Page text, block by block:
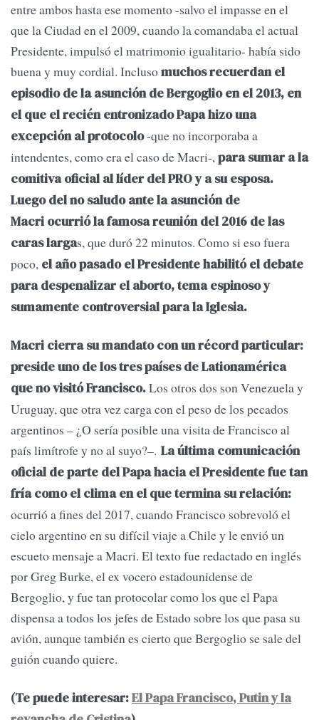
entre ambos hasta ese momento -salvo el impasse en el
que la Ciudad en el 2009, cuando la comandaba el actual
Presidente, impulsó el matrimonio igualitario- había sido
buena y muy cordial. Inclusomuchos recuerdan el
episodio de la asunción de Bergoglio en el 2013, en
el que el recién entronizado Papa hizo una
excepción al protocolo-que no incorporaba a
intendentes, como era el caso de Macri-,para sumar a la
comitiva oficial al líder del PRO y a su esposa.
Luego del no saludo ante la asunción de
Macri ocurrió la famosa reunión del 2016 de las
caras largas, que duró 22 minutos. Como si eso fuera
poco, el año pasado el Presidente habilitó el debate
para despenalizar el aborto, tema espinoso y
sumamente controversial para la Iglesia.
Macri cierra su mandato con un récord particular:
preside uno de los tres países de Lationamérica
que no visitó Francisco.Los otros dos son Venezuela y
Uruguay, que otra vez carga con el peso de los pecados
argentinos – ¿O sería posible una visita de Francisco al
país limítrofe y no al suyo?–. La última comunicación
oficial de parte del Papa hacia el Presidente fue tan
fría como el clima en el que termina su relación:
ocurrió a fines del 2017, cuando Francisco sobrevoló el
cielo argentino en su difícil viaje a Chile y le envió un
escueto mensaje a Macri. El texto fue redactado en inglés
por Greg Burke, el ex vocero estadounidense de
Bergoglio, y fue tan protocolar como los que el Papa
dispensa a todos los jefes de Estado sobre los que pasa su
avión, aunque también es cierto que Bergoglio se sale del
guión cuando quiere.
(Te puede interesar:El Papa Francisco, Putin y la